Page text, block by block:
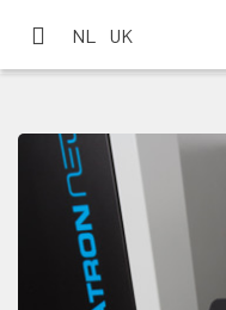
NL UK